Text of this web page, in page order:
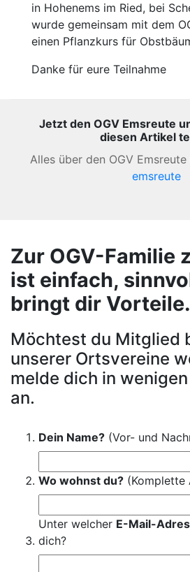
in Hohenems im Ried, bei
wurde gemeinsam mit dem
einen Pflanzkurs für
Danke für eure Teilnahme
Jetzt den OGV Emsreute
diesen Artikel
Alles über den OGV
emsreute
Zur OGV-Familie
ist einfach,
bringt dir Vorteile.
Möchtest du Mitglied
unserer Ortsvereine
melde dich in
an.
Dein Name? (Vor- und
Wo wohnst du? (Komplette
Unter welcher E-Mail-
dich?